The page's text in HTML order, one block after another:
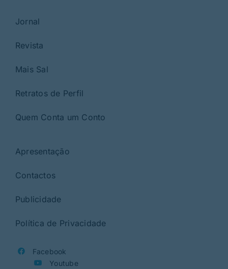
Jornal
Revista
Mais Sal
Retratos de Perfil
Quem Conta um Conto
Apresentação
Contactos
Publicidade
Política de Privacidade
Facebook
Youtube